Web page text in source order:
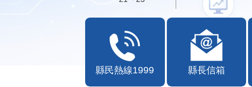
縣民熱線1999 縣長信箱